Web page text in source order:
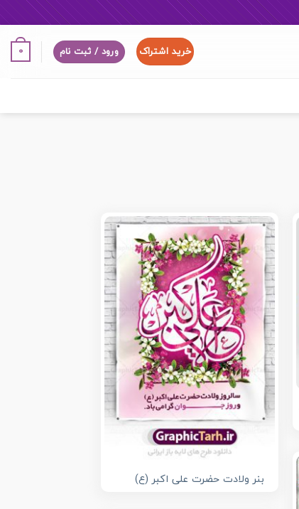
خرید اشتراک ورود / ثبت نام 0
بنر ولادت حضرت علی اکبر (ع)